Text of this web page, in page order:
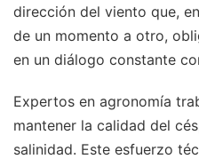
dirección del viento que,
de un momento a otro,
en un diálogo constante
Expertos en agronomía
mantener la calidad del
salinidad. Este esfuerzo